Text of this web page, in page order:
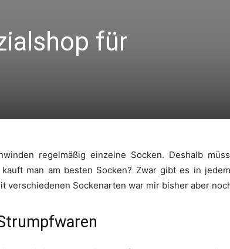
für
regelmäßig einzelne Socken. Deshalb
man am besten Socken? Zwar gibt es in
verschiedenen Sockenarten war mir bisher aber